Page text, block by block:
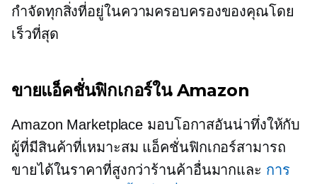
กำจัดทุกสิ่งที่อยู่ในความครอบครองของคุณโดย
เร็วที่สุด
ขายแอ็คชั่นฟิกเกอร์ใน Amazon
Amazon Marketplace มอบโอกาสอันน่าทึ่งให้กับ
ผู้ที่มีสินค้าที่เหมาะสม แอ็คชั่นฟิกเกอร์สามารถ
ขายได้ในราคาที่สูงกว่าร้านค้าอื่นมากและ การ